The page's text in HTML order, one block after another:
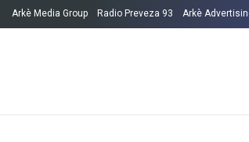
Arkè Media Group Radio Preveza 93 Arkè